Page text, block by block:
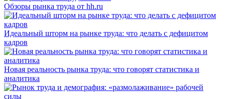
Обзоры рынка труда от hh.ru
Идеальный шторм на рынке труда: что делать с дефицитом
кадров
Новая реальность рынка труда: что говорят статистика и
аналитика